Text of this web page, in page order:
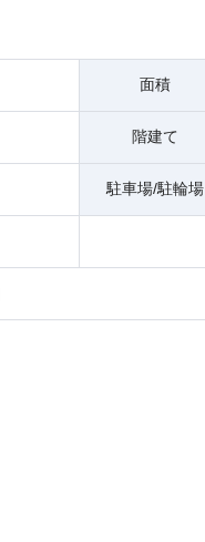
面積
階建て
駐車場/駐輪場